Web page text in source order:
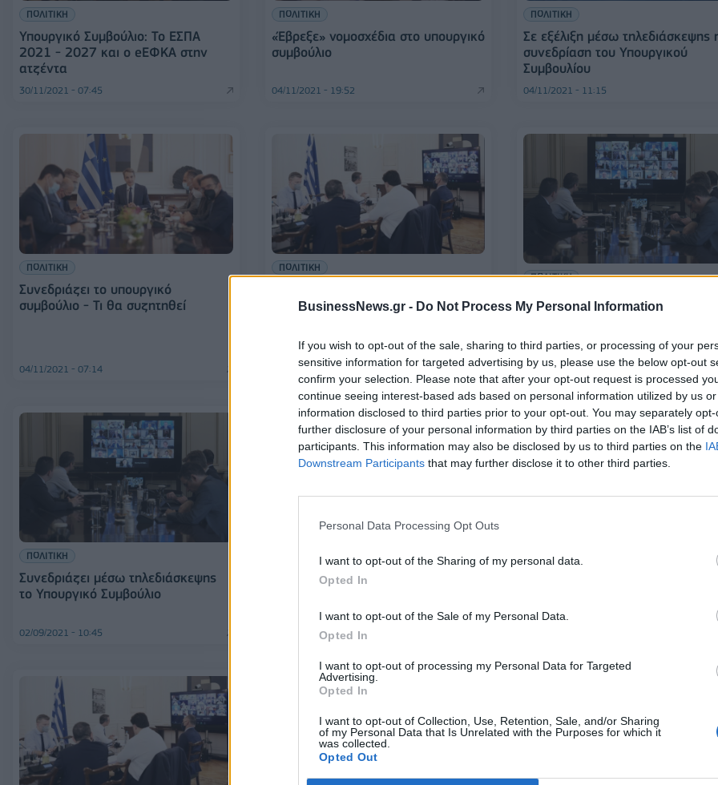
BusinessNews.gr - Do Not Process My Personal Information
If you wish to opt-out of the sale, sharing to third parties, or processing of your
sensitive information for targeted advertising by us, please use the below opt-out
confirm your selection. Please note that after your opt-out request is processed
continue seeing interest-based ads based on personal information utilized by us
information disclosed to third parties prior to your opt-out. You may separately
further disclosure of your personal information by third parties on the IAB’s list of
participants. This information may also be disclosed by us to third parties on the
Downstream Participants that may further disclose it to other third parties.
Personal Data Processing Opt Outs
I want to opt-out of the Sharing of my personal data.
Opted In
I want to opt-out of the Sale of my Personal Data.
Opted In
I want to opt-out of processing my Personal Data for Targeted
Advertising.
Opted In
I want to opt-out of Collection, Use, Retention, Sale, and/or Sharing
of my Personal Data that Is Unrelated with the Purposes for which it
was collected.
Opted Out
ΠΟΛΙΤΙΚΗ
Υπουργικό Συμβούλιο: Το ΕΣΠΑ
2021 - 2027 και ο eΕΦΚΑ στην
ατζέντα
30/11/2021 - 07:45
ΠΟΛΙΤΙΚΗ
«Έβρεξε» νομοσχέδια στο υπουργικό
συμβούλιο
04/11/2021 - 19:52
ΠΟΛΙΤΙΚΗ
Σε εξέλιξη μέσω τηλεδιάσκεψης
συνεδρίαση του Υπουργικού
Συμβουλίου
04/11/2021 - 11:15
ΠΟΛΙΤΙΚΗ
Συνεδριάζει το υπουργικό
συμβούλιο - Τι θα συζητηθεί
04/11/2021 - 07:14
ΠΟΛΙΤΙΚΗ
μέσω τηλεδιάσκεψης
04/10/2021 - 11:38
ΠΟΛΙΤΙΚΗ
Υπουργικό Συμβούλιο: Με
στον Μίκη Θεοδωράκη η
πρωθυπουργού
02/09/2021 - 12:00
ΠΟΛΙΤΙΚΗ
Συνεδριάζει μέσω τηλεδιάσκεψης
το Υπουργικό Συμβούλιο
02/09/2021 - 10:45
Την Πέμπτη η πρώτη συνεδρίαση
νέα σύνθεση
01/09/2021 - 18:14
Την Πέμπτη το υπουργικό
με τα νέα μέλη της Κυβέρνησης